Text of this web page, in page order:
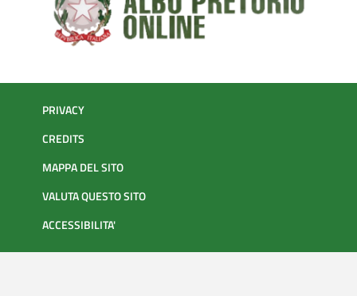
PRIVACY
CREDITS
MAPPA DEL SITO
VALUTA QUESTO SITO
ACCESSIBILITA'